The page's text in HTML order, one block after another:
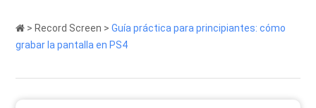
> Record Screen >Guía práctica para principiantes: cómo
grabar la pantalla en PS4